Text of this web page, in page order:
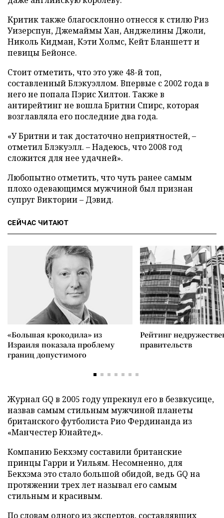
Критик также благосклонно отнесся к стилю Риз
Уизерспун, Джемаймы Хан, Анджелины Джоли,
Николь Кидман, Кэти Холмс, Кейт Бланшетт и
певицы Бейонсе.
Стоит отметить, что это уже 48-й топ,
составленный Блэкуэллом. Впервые с 2002 года в
него не попала Пэрис Хилтон. Также в
антирейтинг не вошла Бритни Спирс, которая
возглавляла его последние два года.
«У Бритни и так достаточно неприятностей, –
отметил Блэкуэлл. – Надеюсь, что 2008 год
сложится для нее удачней».
Любопытно отметить, что чуть ранее самым
плохо одевающимся мужчиной был признан
супруг Виктории – Дэвид.
СЕЙЧАС ЧИТАЮТ
«Большая крокодила» из
Израиля показала проблему
границ допустимого
Рейтинг
правительств
Журнал GQ в 2005 году упрекнул его в безвкусице,
назвав самым стильным мужчиной планеты
британского футболиста Рио Фердинанда из
«Манчестер Юнайтед».
Компанию Бекхэму составили британские
принцы Гарри и Уильям. Несомненно, для
Бекхэма это стало большой обидой, ведь GQ на
протяжении трех лет называл его самым
стильным и красивым.
По словам одного из экспертов, составлявших